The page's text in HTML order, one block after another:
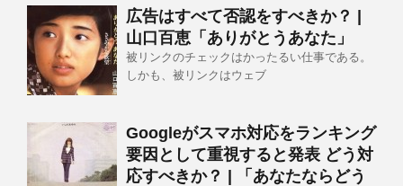
広告はすべて否認をすべきか？ |
山口百恵「ありがとうあなた」
被リンクのチェックはかったるい仕事である。
しかも、被リンクはウェブ
Googleがスマホ対応をランキング
要因として重視すると発表 どう対
応すべきか？ | 「あなたならどう